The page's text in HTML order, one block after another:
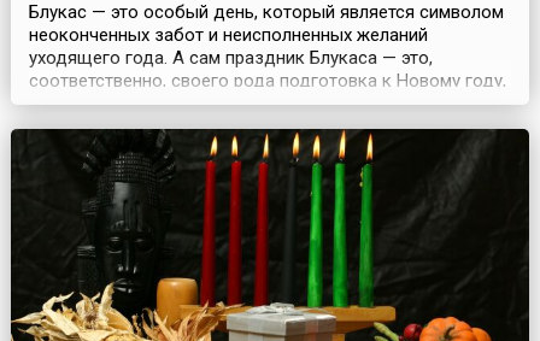
Блукас — это особый день, который является символом
неоконченных забот и неисполненных желаний
уходящего года. А сам праздник Блукаса — это,
соответственно, своего рода подготовка к Новому году,
когда все старое, незаконченное и плохое надо
оставить в прошлом и приготовиться к новому,
хорошему.Надо сказать, что подобные праздники есть у
многих народов и свои особенности их празднования. В